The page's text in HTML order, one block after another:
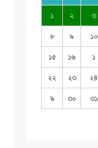
১ ২ ৩
৮ ৯ ১০
১৫ ১৬ ১
২২ ২৩ ২৪
৯ ৩০ ৩১